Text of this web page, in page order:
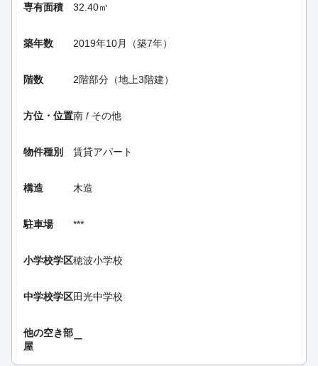
専有面積 32.40㎡
築年数 2019年10月（築7年）
階数 2階部分（地上3階建）
方位・位置南 / その他
物件種別 賃貸アパート
構造 木造
駐車場 ***
小学校学区穂波小学校
中学校学区田光中学校
他の空き部
屋
ー